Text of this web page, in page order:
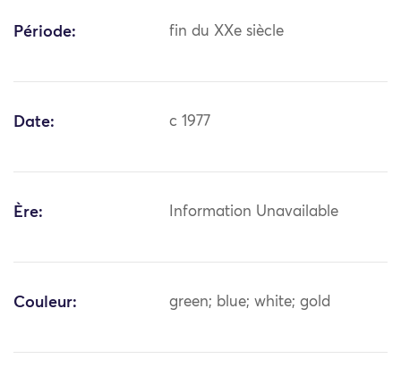
Période: fin du XXe siècle
Date: c 1977
Ère: Information Unavailable
Couleur: green; blue; white; gold